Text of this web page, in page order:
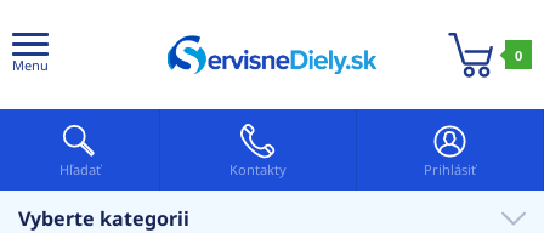
Menu
0
Hľadať Kontakty Prihlásiť
Vyberte kategorii